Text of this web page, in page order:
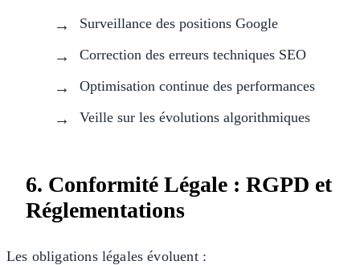
Surveillance des positions Google
Correction des erreurs techniques SEO
Optimisation continue des performances
Veille sur les évolutions algorithmiques
6. Conformité Légale : RGPD et
Réglementations
Les obligations légales évoluent :